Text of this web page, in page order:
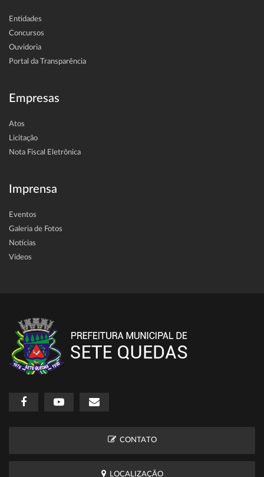
Entidades
Concursos
Ouvidoria
Portal da Transparência
Empresas
Atos
Licitação
Nota Fiscal Eletrônica
Imprensa
Eventos
Galeria de Fotos
Notícias
Vídeos
CONTATO
LOCALIZAÇÃO